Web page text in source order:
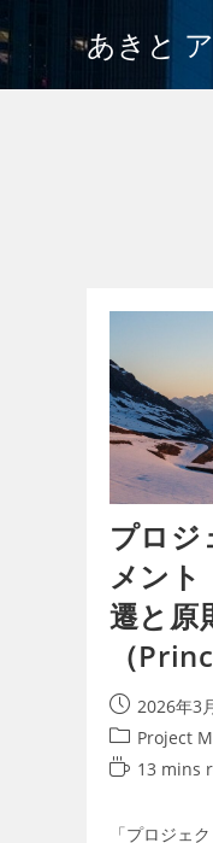
あきと
プロジ
メント
遷と原
（
づくア
2026年3
Project
13 mins
「プロジェ